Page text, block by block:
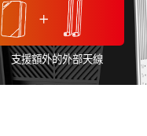
支援額外的外部天線